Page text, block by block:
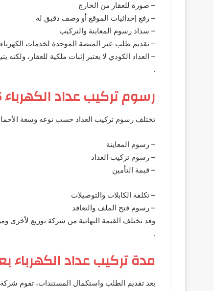
– صورة للعقار من الخارج
– رفع إحداثيات الموقع أو وصف دقيق له
– سداد رسوم المعاينة والتركيب
– تقديم طلب عبر المنصة الموحدة لخدمات الكهرباء
– العداد الكودي لا يعتبر إثبات ملكية للعقار،
.
رسوم تركيب عداد الكهرباء 2026
تختلف رسوم تركيب العداد حسب نوعه وسعة
– رسوم المعاينة
– رسوم تركيب العداد
– قيمة التأمين
– تكلفة الكابلات والتوصيلات
– رسوم فتح الملف والتعاقد
وقد تختلف القيمة النهائية من شركة توزيع
.
مدة تركيب عداد الكهرباء
بعد تقديم الطلب واستكمال المستندات، تقوم شركة